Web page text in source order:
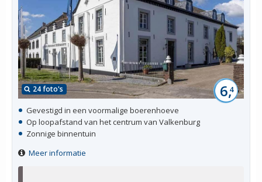
24 foto's 6,4
Gevestigd in een voormalige boerenhoeve
Op loopafstand van het centrum van Valkenburg
Zonnige binnentuin
Meer informatie